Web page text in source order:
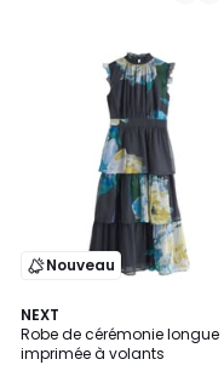
Nouveau
NEXT
Robe de cérémonie longue
imprimée à volants